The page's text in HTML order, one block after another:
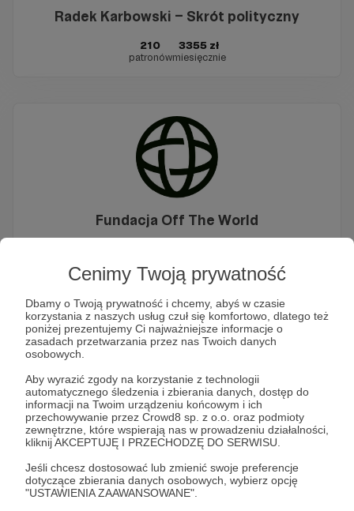
Cenimy Twoją prywatność
Dbamy o Twoją prywatność i chcemy, abyś w czasie
korzystania z naszych usług czuł się komfortowo, dlatego też
poniżej prezentujemy Ci najważniejsze informacje o
zasadach przetwarzania przez nas Twoich danych
osobowych.
Aby wyrazić zgody na korzystanie z technologii
automatycznego śledzenia i zbierania danych, dostęp do
informacji na Twoim urządzeniu końcowym i ich
przechowywanie przez Crowd8 sp. z o.o. oraz podmioty
zewnętrzne, które wspierają nas w prowadzeniu działalności,
kliknij AKCEPTUJĘ I PRZECHODZĘ DO SERWISU.
Jeśli chcesz dostosować lub zmienić swoje preferencje
dotyczące zbierania danych osobowych, wybierz opcję
"USTAWIENIA ZAAWANSOWANE".
Radek Karbowski – Skrót polityczny
210
patronów
3355 zł
miesięcznie
Fundacja Off The World
Radio Nowy Świat
patronów
781416 zł
miesięcznie